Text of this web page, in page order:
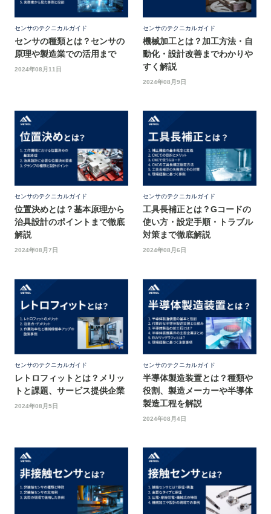
センサのテクニカルガイド
センサの種類とは？センサの
原理や製造業での活用まで
2024年08月11日
センサのテクニカルガイド
機械加工とは？加工方法・自
動化・設計改善までわかりや
すく解説
2024年08月9日
センサのテクニカルガイド
位置決めとは？基本原理から
治具設計のポイントまで徹底
解説
2024年08月7日
センサのテクニカルガイド
工具長補正とは？Gコードの
使い方・設定手順・トラブル
対策まで徹底解説
2024年08月6日
センサのテクニカルガイド
レトロフィットとは？メリッ
トと課題、サービス提供企業
2024年08月5日
センサのテクニカルガイド
半導体製造装置とは？種類や
役割、製造メーカーや半導体
製造工程を解説
2024年08月4日